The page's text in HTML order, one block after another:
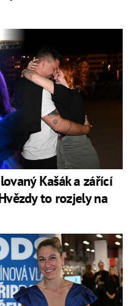
Kašák a zářící
to rozjely na